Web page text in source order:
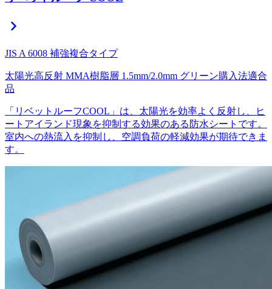
chevron_right
JIS A 6008 補強複合タイプ
太陽光高反射 MMA樹脂層 1.5mm/2.0mm グリーン購入法適合
品
「リベットルーフCOOL」は、太陽光を効率よく反射し、ヒ
ートアイランド現象を抑制する効果のある防水シートです。
室内への熱流入を抑制し、空調負荷の軽減効果が期待できま
す。